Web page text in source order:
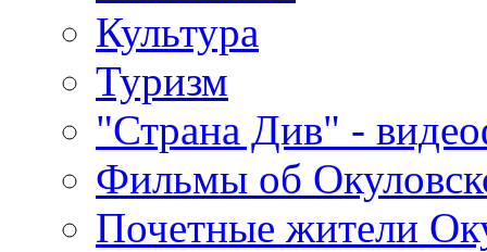
Культура
Туризм
"Страна Див" -
Фильмы об
Почетные жители